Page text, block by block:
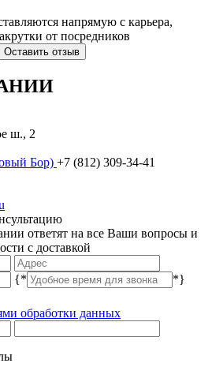
напрямую с карьера,
от посредников
Оставить отзыв
ш., 2
Бор)
ответят на все Ваши вопросы и
с доставкой
{* *}
обработки данных